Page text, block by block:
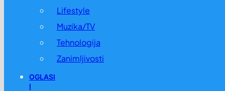
Lifestyle
Muzika/TV
Tehnologija
Zanimljivosti
OGLASI
I